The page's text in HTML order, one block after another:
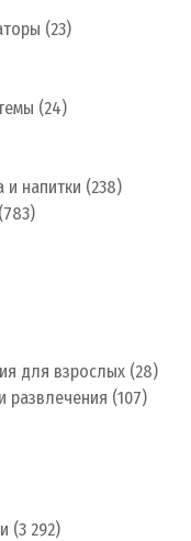
(23)
(24)
и напитки (238)
(783)
для взрослых (28)
развлечения (107)
(3 292)